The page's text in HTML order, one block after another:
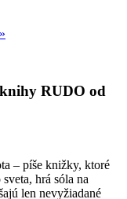
»
RUDO od
– píše knižky, ktoré
hrá sóla na
len nevyžiadané